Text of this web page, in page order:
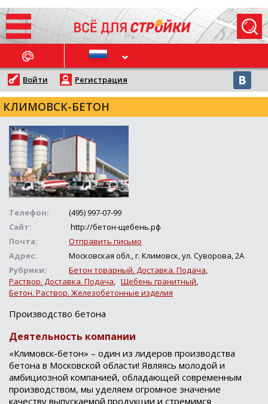
НОВОСТИ
Войти Регистрация
КЛИМОВСК-БЕТОН
Телефон:
(495) 997-07-99
Сайт:
http://бетон-щебень.рф
Почта:
Отправить письмо
Адрес:
Московская обл., г. Климовск, ул. Суворова, 2А
Рубрики:
Бетон товарный. Доставка. Подача,
Раствор. Доставка. Подача, Щебень гранитный,
Бетон. Раствор. Железобетонные изделия
Производство бетона
Деятельность компании
«Климовск-бетон» – один из лидеров производства
бетона в Московской области! Являясь молодой и
амбициозной компанией, обладающей современным
производством, мы уделяем огромное значение
качеству выпускаемой продукции и стремимся